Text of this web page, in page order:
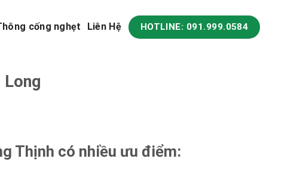
cống nghẹt Liên Hệ HOTLINE: 091.999.0584
Long
Thịnh có nhiều ưu điểm: